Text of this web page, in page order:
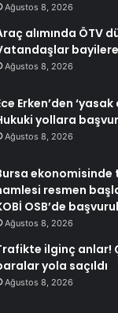
Ağustos 8, 2026
alımında ÖTV
Ağustos 8, 2026
Erken’den
yollara
Ağustos 8, 2026
resmen
OSB’de
Ağustos 8, 2026
ilginç anlar!
yola saçıldı
Ağustos 8, 2026